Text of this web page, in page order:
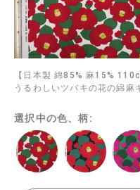
【日本製 綿85% 麻15%
うるわしいツバキの花の綿麻
選択中の色、柄: